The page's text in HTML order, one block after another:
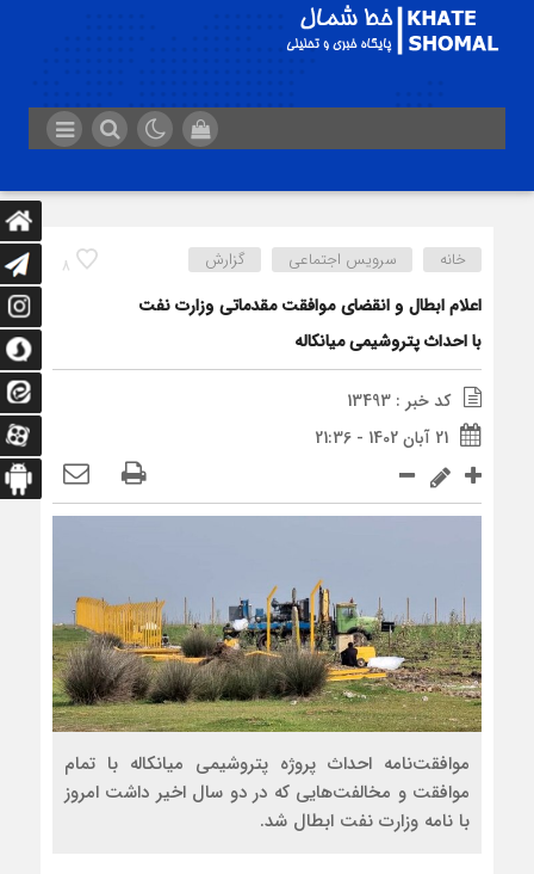
8 خانه سرویس اجتماعی گزارش
اعلام ابطال و انقضای موافقت مقدماتی وزارت نفت
با احداث پتروشیمی میانکاله
کد خبر : 13493
21 آبان 1402 - 21:36
موافقت‌نامه احداث پروژه پتروشیمی میانکاله با تمام
موافقت و مخالفت‌هایی که در دو سال اخیر داشت امروز
با نامه وزارت نفت ابطال شد.